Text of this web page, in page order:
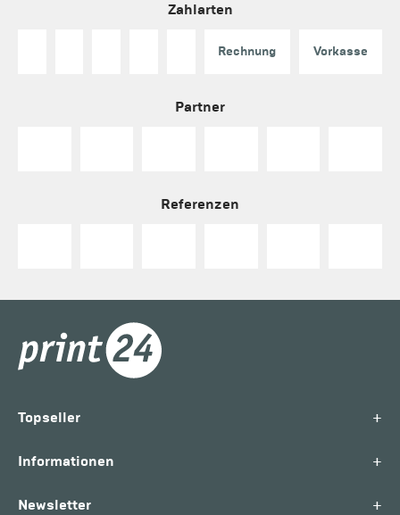
Zahlarten
Rechnung Vorkasse
Partner
Referenzen
Topseller +
Informationen +
Newsletter +